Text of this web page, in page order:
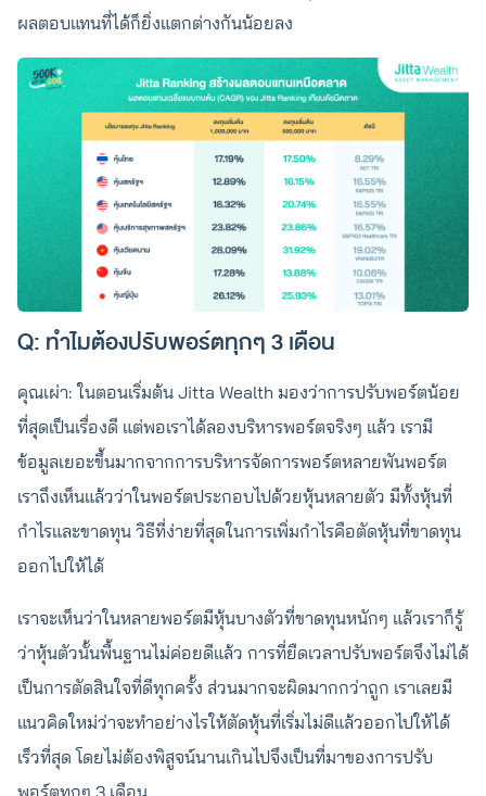
ผลตอบแทนที่ได้ก็ยิ่งแตกต่างกันน้อยลง
Q: ทำไมต้องปรับพอร์ตทุกๆ 3 เดือน
คุณเผ่า: ในตอนเริ่มต้น Jitta Wealth มองว่าการปรับพอร์ตน้อย
ที่สุดเป็นเรื่องดี แต่พอเราได้ลองบริหารพอร์ตจริงๆ แล้ว เรามี
ข้อมูลเยอะขึ้นมากจากการบริหารจัดการพอร์ตหลายพันพอร์ต
เราถึงเห็นแล้วว่าในพอร์ตประกอบไปด้วยหุ้นหลายตัว มีทั้งหุ้นที่
กำไรและขาดทุน วิธีที่ง่ายที่สุดในการเพิ่มกำไรคือตัดหุ้นที่ขาดทุน
ออกไปให้ได้
เราจะเห็นว่าในหลายพอร์ตมีหุ้นบางตัวที่ขาดทุนหนักๆ แล้วเราก็รู้
ว่าหุ้นตัวนั้นพื้นฐานไม่ค่อยดีแล้ว การที่ยืดเวลาปรับพอร์ตจึงไม่ได้
เป็นการตัดสินใจที่ดีทุกครั้ง ส่วนมากจะผิดมากกว่าถูก เราเลยมี
แนวคิดใหม่ว่าจะทำอย่างไรให้ตัดหุ้นที่เริ่มไม่ดีแล้วออกไปให้ได้
เร็วที่สุด โดยไม่ต้องพิสูจน์นานเกินไปจึงเป็นที่มาของการปรับ
พอร์ตทุกๆ 3 เดือน